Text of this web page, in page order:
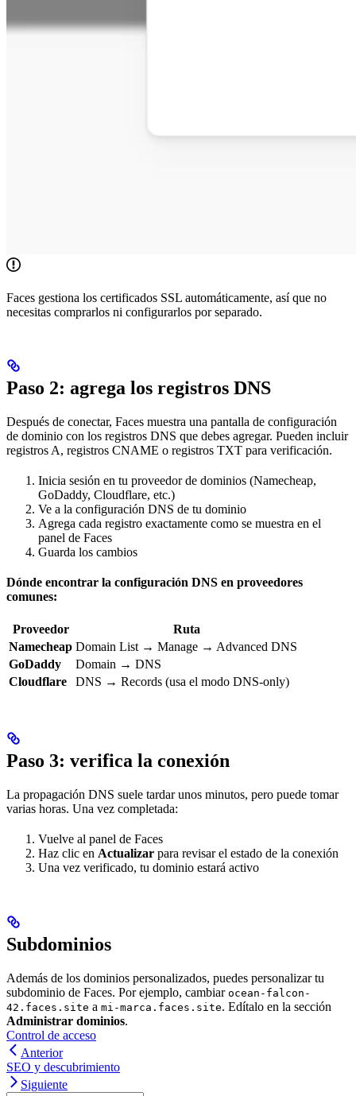
Faces gestiona los certificados SSL automáticamente, así que no
necesitas comprarlos ni configurarlos por separado.
Paso 2: agrega los registros DNS
Después de conectar, Faces muestra una pantalla de configuración
de dominio con los registros DNS que debes agregar. Pueden incluir
registros A, registros CNAME o registros TXT para verificación.
Inicia sesión en tu proveedor de dominios (Namecheap,
GoDaddy, Cloudflare, etc.)
Ve a la configuración DNS de tu dominio
Agrega cada registro exactamente como se muestra en el
panel de Faces
Guarda los cambios
Dónde encontrar la configuración DNS en proveedores
comunes:
Proveedor
Ruta
Namecheap Domain List → Manage → Advanced DNS
GoDaddy
Domain → DNS
Cloudflare
DNS → Records (usa el modo DNS-only)
Paso 3: verifica la conexión
La propagación DNS suele tardar unos minutos, pero puede tomar
varias horas. Una vez completada:
Vuelve al panel de Faces
Haz clic en Actualizar para revisar el estado de la conexión
Una vez verificado, tu dominio estará activo
Subdominios
Además de los dominios personalizados, puedes personalizar tu
subdominio de Faces. Por ejemplo, cambiar ocean-falcon-
42.faces.site a mi-marca.faces.site. Edítalo en la sección
Administrar dominios.
Control de acceso
Anterior
SEO y descubrimiento
Siguiente